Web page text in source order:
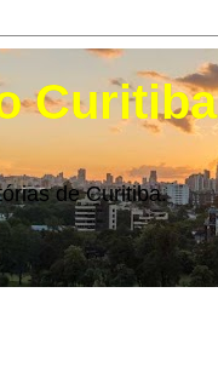
Curitiba
de Curitiba.